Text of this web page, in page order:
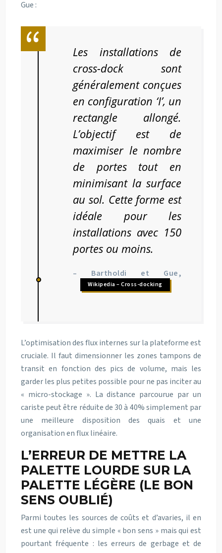
Gue :
Les installations de
cross-dock sont
généralement conçues
en configuration ‘I’, un
rectangle allongé.
L’objectif est de
maximiser le nombre
de portes tout en
minimisant la surface
au sol. Cette forme est
idéale pour les
installations avec 150
portes ou moins.
– Bartholdi et Gue,
Wikipedia – Cross-docking
L’optimisation des flux internes sur la plateforme est
cruciale. Il faut dimensionner les zones tampons de
transit en fonction des pics de volume, mais les
garder les plus petites possible pour ne pas inciter au
« micro-stockage ». La distance parcourue par un
cariste peut être réduite de 30 à 40% simplement par
une meilleure disposition des quais et une
organisation en flux linéaire.
L’ERREUR DE METTRE LA
PALETTE LOURDE SUR LA
PALETTE LÉGÈRE (LE BON
SENS OUBLIÉ)
Parmi toutes les sources de coûts et d’avaries, il en
est une qui relève du simple « bon sens » mais qui est
pourtant fréquente : les erreurs de gerbage et de